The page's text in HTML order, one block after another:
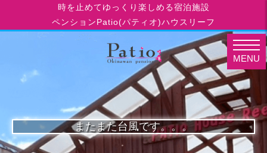
時を止めてゆっくり楽しめる宿泊施設
ペンションPatio(パティオ)ハウスリーフ
またまた台風です。。。
MENU